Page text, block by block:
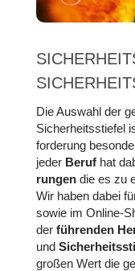
Die Auswahl der
Sicher­heits­stiefel
for­de­rung
jeder Berufhat
rungendie es zu
Wir haben dabei
sowie im Online-
der führen­den
und
großen Wert die